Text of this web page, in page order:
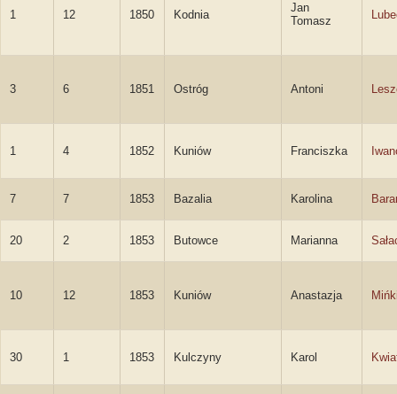
1 12 1850 Kodnia
Jan
Tomasz
3 6 1851 Ostróg Antoni
1 4 1852 Kuniów Franciszka
7 7 1853 Bazalia Karolina
20 2 1853 Butowce Marianna
10 12 1853 Kuniów Anastazja
30 1 1853 Kulczyny Karol